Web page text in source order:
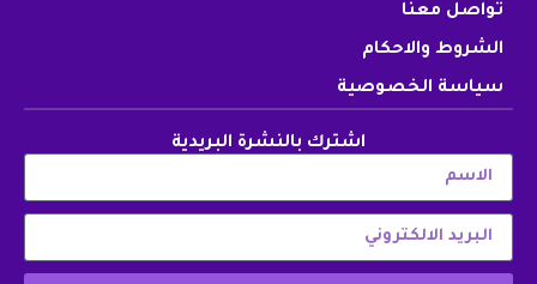
تواصل معنا
الشروط والاحكام
سياسة الخصوصية
اشترك بالنشرة البريدية